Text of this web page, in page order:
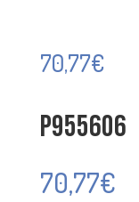
70,77€
P955606
70,77€